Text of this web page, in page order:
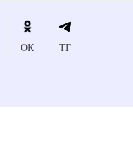
ОК ТГ